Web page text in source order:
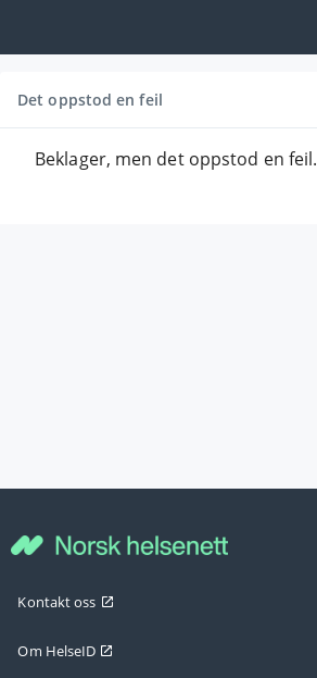
Det oppstod en feil
Beklager, men det oppstod en feil.
Kontakt oss
Om HelseID